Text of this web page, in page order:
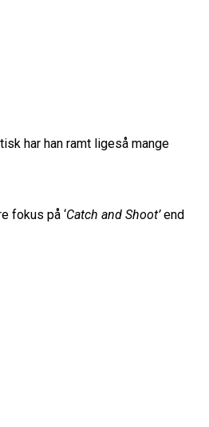
har han ramt ligeså mange
fokus på ‘Catch and Shoot’end